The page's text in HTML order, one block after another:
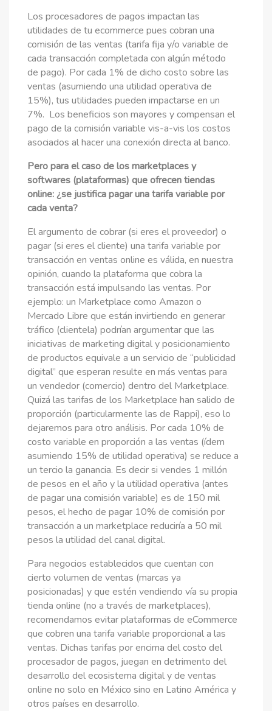
Los procesadores de pagos impactan las
utilidades de tu ecommerce pues cobran una
comisión de las ventas (tarifa fija y/o variable de
cada transacción completada con algún método
de pago). Por cada 1% de dicho costo sobre las
ventas (asumiendo una utilidad operativa de
15%), tus utilidades pueden impactarse en un
7%. Los beneficios son mayores y compensan el
pago de la comisión variable vis-a-vis los costos
asociados al hacer una conexión directa al banco.
Pero para el caso de los marketplaces y
softwares (plataformas) que ofrecen tiendas
online: ¿se justifica pagar una tarifa variable por
cada venta?
El argumento de cobrar (si eres el proveedor) o
pagar (si eres el cliente) una tarifa variable por
transacción en ventas online es válida, en nuestra
opinión, cuando la plataforma que cobra la
transacción está impulsando las ventas. Por
ejemplo: un Marketplace como Amazon o
Mercado Libre que están invirtiendo en generar
tráfico (clientela) podrían argumentar que las
iniciativas de marketing digital y posicionamiento
de productos equivale a un servicio de “publicidad
digital” que esperan resulte en más ventas para
un vendedor (comercio) dentro del Marketplace.
Quizá las tarifas de los Marketplace han salido de
proporción (particularmente las de Rappi), eso lo
dejaremos para otro análisis. Por cada 10% de
costo variable en proporción a las ventas (ídem
asumiendo 15% de utilidad operativa) se reduce a
un tercio la ganancia. Es decir si vendes 1 millón
de pesos en el año y la utilidad operativa (antes
de pagar una comisión variable) es de 150 mil
pesos, el hecho de pagar 10% de comisión por
transacción a un marketplace reduciría a 50 mil
pesos la utilidad del canal digital.
Para negocios establecidos que cuentan con
cierto volumen de ventas (marcas ya
posicionadas) y que estén vendiendo vía su propia
tienda online (no a través de marketplaces),
recomendamos evitar plataformas de eCommerce
que cobren una tarifa variable proporcional a las
ventas. Dichas tarifas por encima del costo del
procesador de pagos, juegan en detrimento del
desarrollo del ecosistema digital y de ventas
online no solo en México sino en Latino América y
otros países en desarrollo.